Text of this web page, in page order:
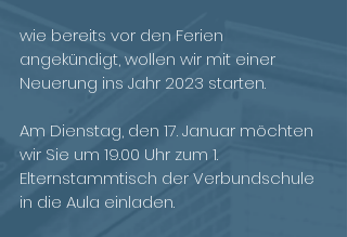
wie bereits vor den Ferien
angekündigt, wollen wir mit einer
Neuerung ins Jahr 2023 starten.
Am Dienstag, den 17. Januar möchten
wir Sie um 19.00 Uhr zum 1.
Elternstammtisch der Verbundschule
in die Aula einladen.